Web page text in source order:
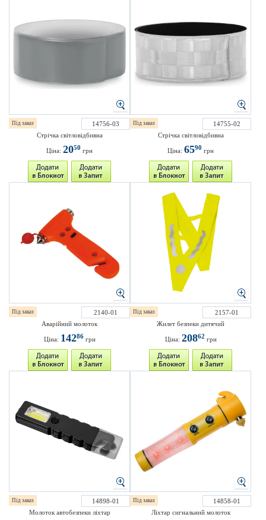
Під заказ
14756-03
Стрічка світловідбивна
Ціна: 2050 грн
Під заказ
14755-02
Стрічка світловідбивна
Ціна: 6590 грн
Під заказ
2140-01
Аварійний молоток
Ціна: 14286грн
Під заказ
2157-01
Жилет безпеки дитячий
Ціна: 20862 грн
Під заказ
14898-01
Молоток автобезпеки ліхтар
Під заказ
14858-01
Ліхтар сигнальний молоток